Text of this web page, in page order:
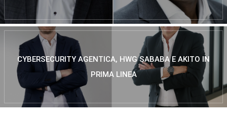
CYBERSECURITY AGENTICA, HWG SABABA E AKITO IN
PRIMA LINEA